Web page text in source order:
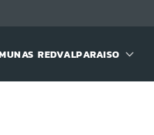
REDVALPARAISO